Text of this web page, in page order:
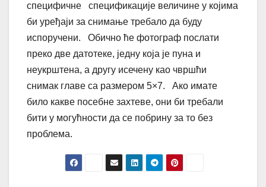
специфичне спецификације величине у којима
би уређаји за снимање требало да буду
испоручени. Обично ће фотограф послати
преко две датотеке, једну која је пуна и
неукрштена, а другу исечену као чвршћи
снимак главе са размером 5×7. Ако имате
било какве посебне захтеве, они би требали
бити у могућности да се побрину за то без
проблема.